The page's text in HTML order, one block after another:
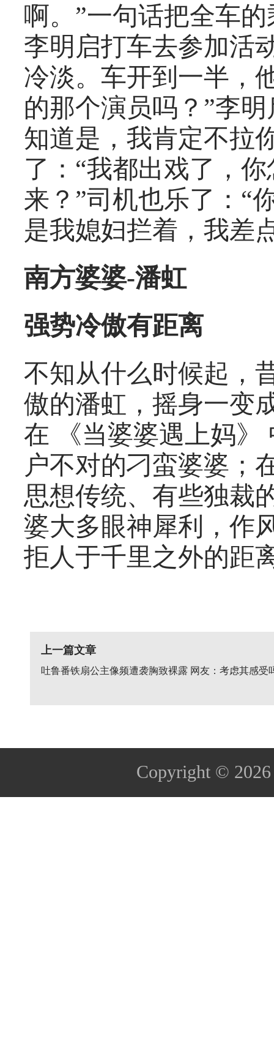
啊。”一句话把全车
李明启打车去参加活
冷淡。车开到一半，
的那个演员吗？”李
知道是，我肯定不拉
了：“我都出戏了，
来？”司机也乐了：“
是我媳妇拦着，我差
南方婆婆-潘虹
强势冷傲有距离
不知从什么时候起，
傲的潘虹，摇身一变
在 《当婆婆遇上妈》
户不对的刁蛮婆婆；
思想传统、有些独裁
婆大多眼神犀利，作
拒人于千里之外的距
上一篇文章
吐鲁番铁扇公主像频遭袭胸致裸露 网友：考虑其感受
Copyright ©